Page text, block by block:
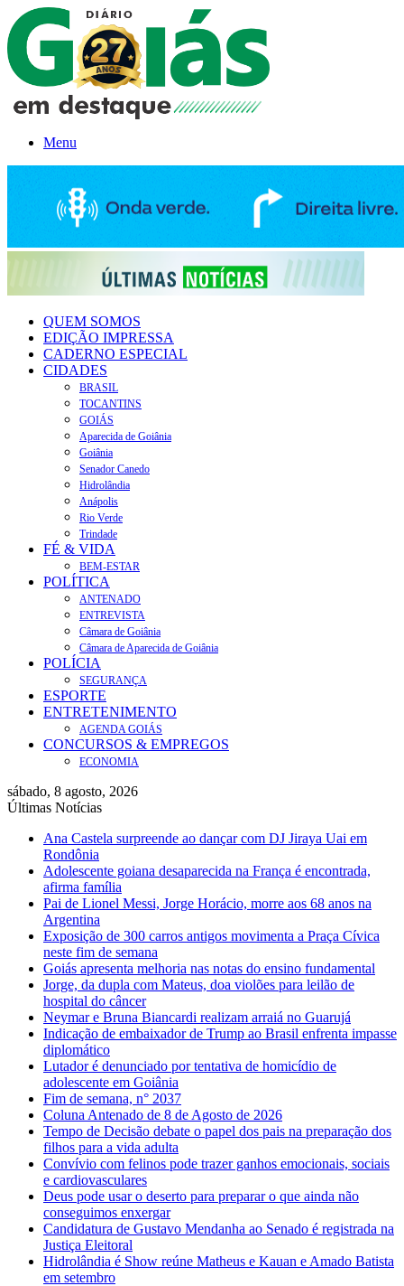
Menu
QUEM SOMOS
EDIÇÃO IMPRESSA
CADERNO ESPECIAL
CIDADES
BRASIL
TOCANTINS
GOIÁS
Aparecida de Goiânia
Goiânia
Senador Canedo
Hidrolândia
Anápolis
Rio Verde
Trindade
FÉ & VIDA
BEM-ESTAR
POLÍTICA
ANTENADO
ENTREVISTA
Câmara de Goiânia
Câmara de Aparecida de Goiânia
POLÍCIA
SEGURANÇA
ESPORTE
ENTRETENIMENTO
AGENDA GOIÁS
CONCURSOS & EMPREGOS
ECONOMIA
sábado, 8 agosto, 2026
Últimas Notícias
Ana Castela surpreende ao dançar com DJ Jiraya Uai em
Rondônia
Adolescente goiana desaparecida na França é encontrada,
afirma família
Pai de Lionel Messi, Jorge Horácio, morre aos 68 anos na
Argentina
Exposição de 300 carros antigos movimenta a Praça Cívica
neste fim de semana
Goiás apresenta melhoria nas notas do ensino fundamental
Jorge, da dupla com Mateus, doa violões para leilão de
hospital do câncer
Neymar e Bruna Biancardi realizam arraiá no Guarujá
Indicação de embaixador de Trump ao Brasil enfrenta impasse
diplomático
Lutador é denunciado por tentativa de homicídio de
adolescente em Goiânia
Fim de semana, n° 2037
Coluna Antenado de 8 de Agosto de 2026
Tempo de Decisão debate o papel dos pais na preparação dos
filhos para a vida adulta
Convívio com felinos pode trazer ganhos emocionais, sociais
e cardiovasculares
Deus pode usar o deserto para preparar o que ainda não
conseguimos enxergar
Candidatura de Gustavo Mendanha ao Senado é registrada na
Justiça Eleitoral
Hidrolândia é Show reúne Matheus e Kauan e Amado Batista
em setembro